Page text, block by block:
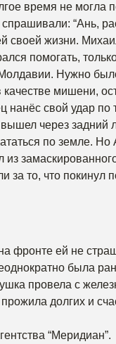
время не могла
“Ань,
своей жизни.
помогать,
Нужно
качестве мишени,
нанёс свой удар
через задний
по земле.
из
за то, что
фронте ей не
была
провела с
долгих и
“Меридиан”.